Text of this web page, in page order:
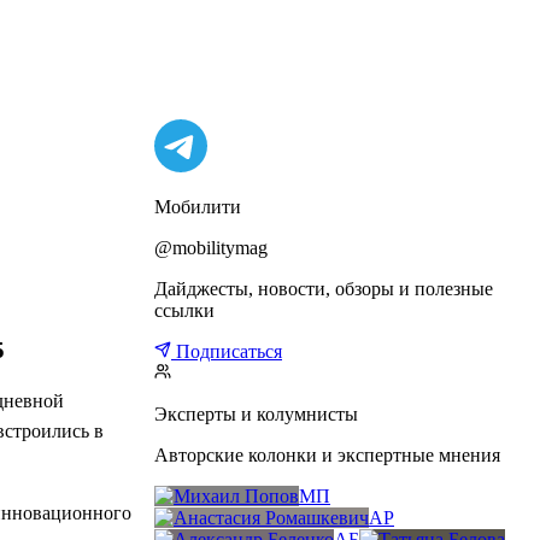
в
Мобилити
@mobilitymag
Дайджесты, новости, обзоры и полезные
ссылки
Подписаться
Эксперты и колумнисты
Авторские колонки и экспертные мнения
МП
АР